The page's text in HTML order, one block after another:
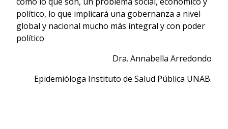
político, lo que implicará una gobernanza a nivel
global y nacional mucho más integral y con poder
político
Dra. Annabella Arredondo
Epidemióloga Instituto de Salud Pública UNAB.